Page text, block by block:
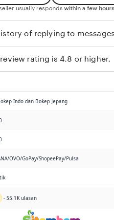
usually responds within a few
of replying to
rating is 4.8 or higher.
Indo dan Bokep Jepang
OVO/GoPay/ShopeePay/Pulsa
- 55.1K ulasan